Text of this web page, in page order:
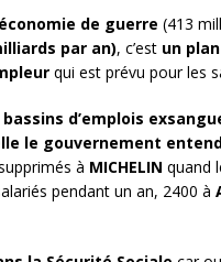
de guerre (413
par an), c’est un
qui est prévu pour les
bassins d’emplois
le gouvernement
à MICHELIN quand
pendant un an, 2400 à